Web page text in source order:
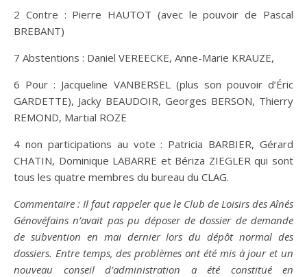
2 Contre : Pierre HAUTOT (avec le pouvoir de Pascal
BREBANT)
7 Abstentions : Daniel VEREECKE, Anne-Marie KRAUZE,
6 Pour : Jacqueline VANBERSEL (plus son pouvoir d’Éric
GARDETTE), Jacky BEAUDOIR, Georges BERSON, Thierry
REMOND, Martial ROZE
4 non participations au vote : Patricia BARBIER, Gérard
CHATIN, Dominique LABARRE et Bériza ZIEGLER qui sont
tous les quatre membres du bureau du CLAG.
Commentaire : Il faut rappeler que le Club de Loisirs des Aînés
Génovéfains n’avait pas pu déposer de dossier de demande
de subvention en mai dernier lors du dépôt normal des
dossiers. Entre temps, des problèmes ont été mis à jour et un
nouveau conseil d’administration a été constitué en